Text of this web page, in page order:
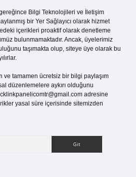
Bilgi Teknolojileri ve İletişim
bir Yer Sağlayıcı olarak hizmet
içerikleri proaktif olarak denetleme
bulunmamaktadır. Ancak, üyelerimiz
taşımakta olup, siteye üye olarak bu
ve tamamen ücretsiz bir bilgi paylaşım
düzenlemelere aykırı olduğunu
adresine
yasal süre içerisinde sitemizden